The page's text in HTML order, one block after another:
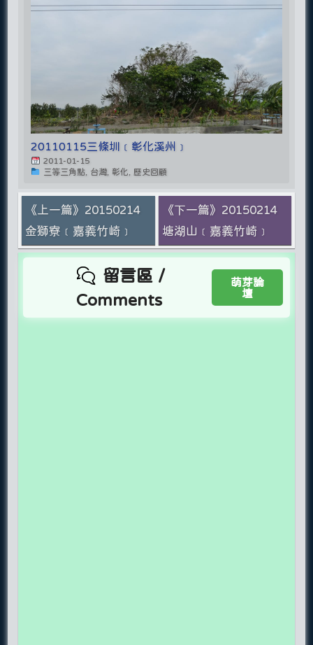
20110115三條圳﹝彰化溪州﹞
2011-01-15
三等三角點, 台灣, 彰化, 歷史回顧
《上一篇》20150214
金獅寮﹝嘉義竹崎﹞
《下一篇》20150214
塘湖山﹝嘉義竹崎﹞
留言區 /
Comments
萌芽論
壇